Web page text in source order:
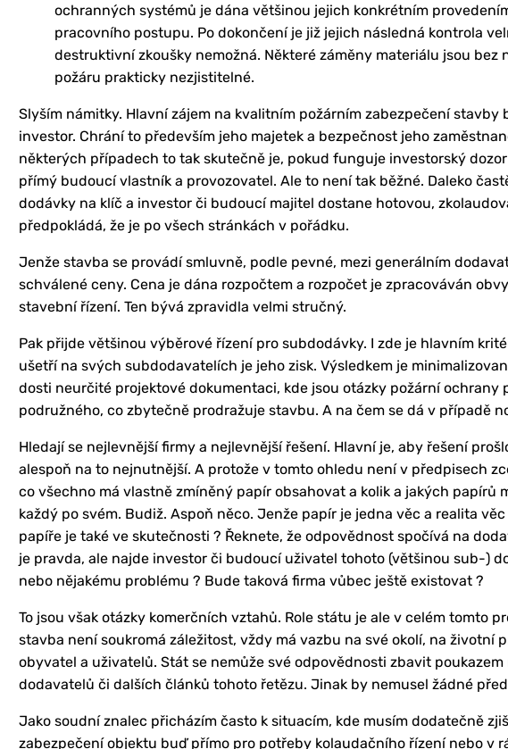
ochranných systémů je dána většinou jejich konkrétním
pracovního postupu. Po dokončení je již jejich následná kontrola
destruktivní zkoušky nemožná. Některé záměny materiálu jsou bez
požáru prakticky nezjistitelné.
Slyším námitky. Hlavní zájem na kvalitním požárním zabezpečení stavby
investor. Chrání to především jeho majetek a bezpečnost jeho
některých případech to tak skutečně je, pokud funguje investorský
přímý budoucí vlastník a provozovatel. Ale to není tak běžné. Daleko
dodávky na klíč a investor či budoucí majitel dostane hotovou,
předpokládá, že je po všech stránkách v pořádku.
Jenže stavba se provádí smluvně, podle pevné, mezi generálním
schválené ceny. Cena je dána rozpočtem a rozpočet je zpracováván
stavební řízení. Ten bývá zpravidla velmi stručný.
Pak přijde většinou výběrové řízení pro subdodávky. I zde je hlavním
ušetří na svých subdodavatelích je jeho zisk. Výsledkem je
dosti neurčité projektové dokumentaci, kde jsou otázky požární ochrany
podružného, co zbytečně prodražuje stavbu. A na čem se dá v případě
Hledají se nejlevnější firmy a nejlevnější řešení. Hlavní je, aby řešení
alespoň na to nejnutnější. A protože v tomto ohledu není v předpisech
co všechno má vlastně zmíněný papír obsahovat a kolik a jakých papírů
každý po svém. Budiž. Aspoň něco. Jenže papír je jedna věc a realita
papíře je také ve skutečnosti ? Řeknete, že odpovědnost spočívá na
je pravda, ale najde investor či budoucí uživatel tohoto (většinou sub-)
nebo nějakému problému ? Bude taková firma vůbec ještě existovat ?
To jsou však otázky komerčních vztahů. Role státu je ale v celém tomto
stavba není soukromá záležitost, vždy má vazbu na své okolí, na životní
obyvatel a uživatelů. Stát se nemůže své odpovědnosti zbavit
dodavatelů či dalších článků tohoto řetězu. Jinak by nemusel žádné
Jako soudní znalec přicházím často k situacím, kde musím dodatečně
zabezpečení objektu buď přímo pro potřeby kolaudačního řízení nebo v